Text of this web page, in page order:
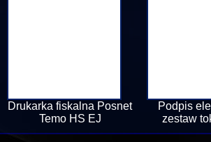
Drukarka fiskalna Posnet
Temo HS EJ
Podpis
zestaw